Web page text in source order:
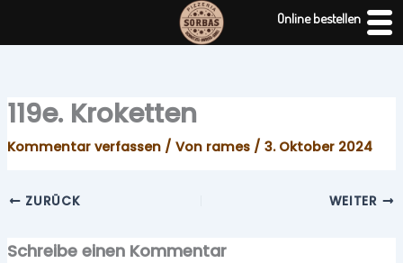
119e. Kroketten
Kommentar verfassen / Von rames / 3. Oktober 2024
ZURÜCK WEITER
Schreibe einen Kommentar
Online bestellen